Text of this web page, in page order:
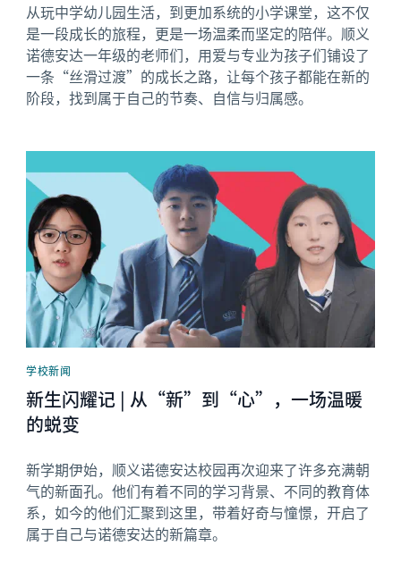
从玩中学幼儿园生活，到更加系统的小学课堂，这不仅
是一段成长的旅程，更是一场温柔而坚定的陪伴。顺义
诺德安达一年级的老师们，用爱与专业为孩子们铺设了
一条“丝滑过渡”的成长之路，让每个孩子都能在新的
阶段，找到属于自己的节奏、自信与归属感。
学校新闻
新生闪耀记 | 从“新”到“心”，一场温暖
的蜕变
新学期伊始，顺义诺德安达校园再次迎来了许多充满朝
气的新面孔。他们有着不同的学习背景、不同的教育体
系，如今的他们汇聚到这里，带着好奇与憧憬，开启了
属于自己与诺德安达的新篇章。